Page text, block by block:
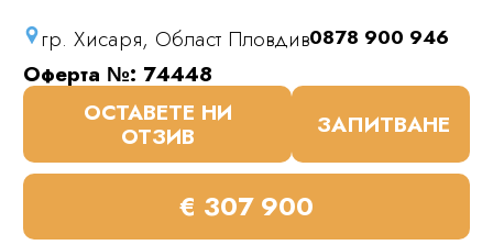
гр. Хисаря, Област Пловдив0878 900 946
Оферта №: 74448
ОСТАВЕТЕ НИ
ОТЗИВ ЗАПИТВАНЕ
€ 307 900